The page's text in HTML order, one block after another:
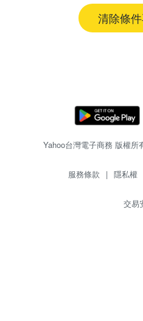
清除條
Yahoo台灣電子商務 版權
服務條款 | 隱私權
交易